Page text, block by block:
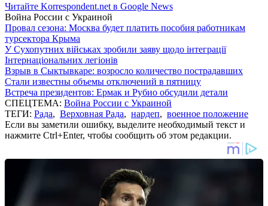
Читайте Korrespondent.net в Google News
Война России с Украиной
Провал сезона: Москва будет платить пособия работникам
турсектора Крыма
У Сухопутних військах зробили заяву щодо інтеграції
Інтернаціональних легіонів
Взрыв в Сыктывкаре: возросло количество пострадавших
Стали известны объемы отключений в пятницу
Встреча президентов: Ермак и Рубио обсудили детали
СПЕЦТЕМА: Война России с Украиной
ТЕГИ: Рада, Верховная Рада, нардеп, военное положение
Если вы заметили ошибку, выделите необходимый текст и
нажмите Ctrl+Enter, чтобы сообщить об этом редакции.